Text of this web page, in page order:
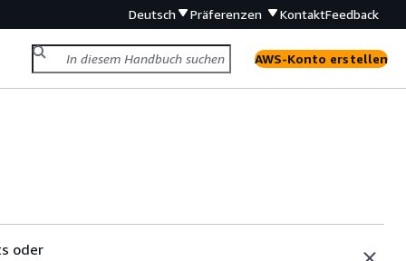
Deutsch Präferenzen KontaktFeedback
AWS-Konto erstellen
oder